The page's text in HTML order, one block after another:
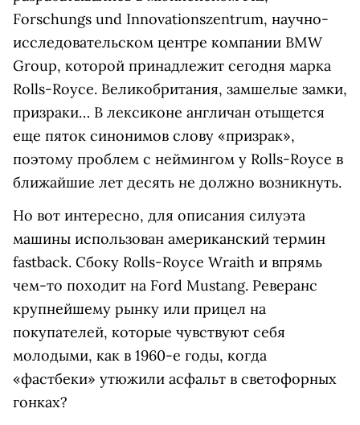
Forschungs und Innovationszentrum, научно-
исследовательском центре компании BMW
Group, которой принадлежит сегодня марка
Rolls-Royce. Великобритания, замшелые замки,
призраки… В лексиконе англичан отыщется
еще пяток синонимов слову «призрак»,
поэтому проблем с неймингом у Rolls-Royce в
ближайшие лет десять не должно возникнуть.
Но вот интересно, для описания силуэта
машины использован американский термин
fastback. Сбоку Rolls-Royce Wraith и впрямь
чем-то походит на Ford Mustang. Реверанс
крупнейшему рынку или прицел на
покупателей, которые чувствуют себя
молодыми, как в 1960-е годы, когда
«фастбеки» утюжили асфальт в светофорных
гонках?